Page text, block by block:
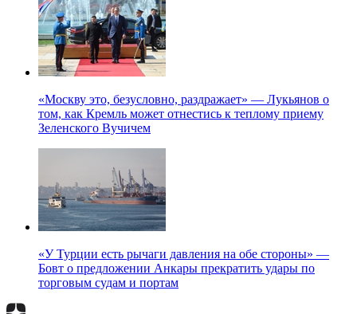
«Москву это, безусловно, раздражает» — Лукьянов о
том, как Кремль может отнестись к теплому приему
Зеленского Вучичем
«У Турции есть рычаги давления на обе стороны» —
Бовт о предложении Анкары прекратить удары по
торговым судам и портам